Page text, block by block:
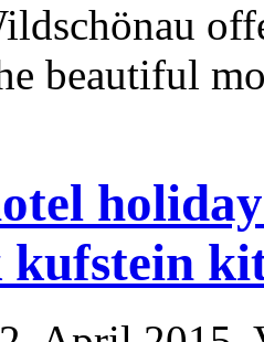
beautiful